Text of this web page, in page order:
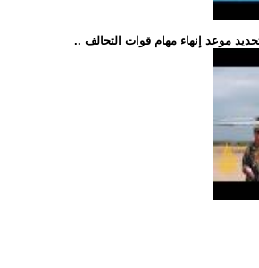
موعد إنهاء مهام قوات التحالف